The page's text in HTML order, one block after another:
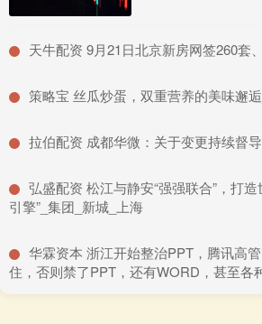
天牛配资 9月21日北京新房网签260套
策略宝 丝瓜炒蛋，双重营养的美味邂
拉伯配资 成都华微：关于变更持续督
弘盛配资 松江与静安“强强联合”，打
引擎”_集团_新城_上海
华霖资本 浙江开始整治PPT，腾讯高
住，否则禁了PPT，还有WORD，甚至各